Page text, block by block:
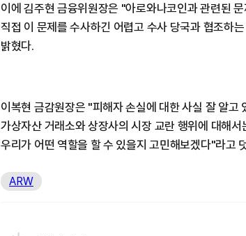
이에 김주현 금융위원장은 "아로와나코인과 관련된
직접 이 문제를 수사하긴 어렵고 수사 당국과 협조하
밝혔다.
이복현 금감원장은 "피해자 손실에 대한 사실 잘 알고
가상자산 거래소와 상장사의 시장 교란 행위에 대해
우리가 어떤 역할을 할 수 있을지 고민해보겠다"라고
ARW